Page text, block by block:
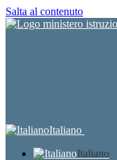
Salta al contenuto
Italiano
Italiano